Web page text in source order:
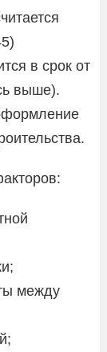
в срок от
выше).
между